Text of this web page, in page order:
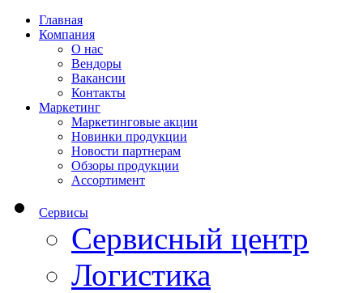
Главная
Компания
О нас
Вендоры
Вакансии
Контакты
Маркетинг
Маркетинговые акции
Новинки продукции
Новости партнерам
Обзоры продукции
Ассортимент
Сервисы
Сервисный центр
Логистика